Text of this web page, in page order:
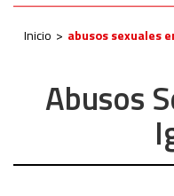
Inicio abusos sexuales
Abusos